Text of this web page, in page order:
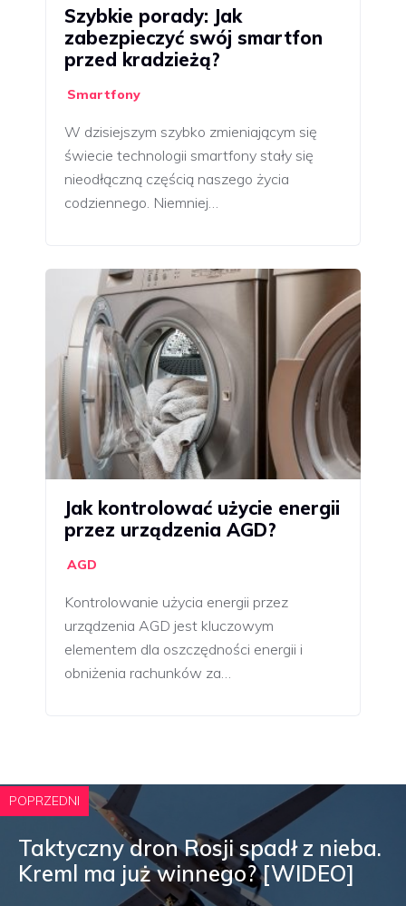
Szybkie porady: Jak
zabezpieczyć swój smartfon
przed kradzieżą?
Smartfony
W dzisiejszym szybko zmieniającym się
świecie technologii smartfony stały się
nieodłączną częścią naszego życia
codziennego. Niemniej…
Jak kontrolować użycie energii
przez urządzenia AGD?
AGD
Kontrolowanie użycia energii przez
urządzenia AGD jest kluczowym
elementem dla oszczędności energii i
obniżenia rachunków za…
POPRZEDNI
Taktyczny dron Rosji spadł z nieba.
Kreml ma już winnego? [WIDEO]